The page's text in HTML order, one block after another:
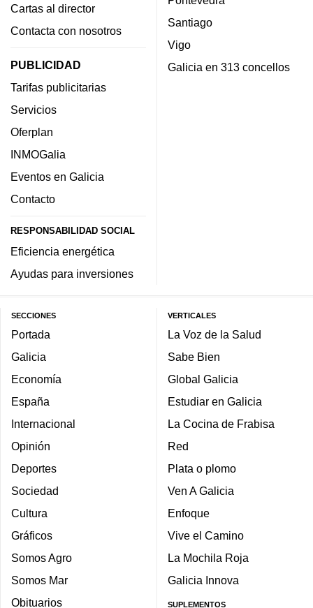
Cartas al director
Contacta con nosotros
PUBLICIDAD
Tarifas publicitarias
Servicios
Oferplan
INMOGalia
Eventos en Galicia
Contacto
RESPONSABILIDAD SOCIAL
Eficiencia energética
Ayudas para inversiones
Santiago
Vigo
Galicia en 313 concellos
SECCIONES
Portada
Galicia
Economía
España
Internacional
Opinión
Deportes
Sociedad
Cultura
Gráficos
Somos Agro
Somos Mar
Obituarios
VERTICALES
La Voz de la Salud
Sabe Bien
Global Galicia
Estudiar en Galicia
La Cocina de Frabisa
Red
Plata o plomo
Ven A Galicia
Enfoque
Vive el Camino
La Mochila Roja
Galicia Innova
SUPLEMENTOS